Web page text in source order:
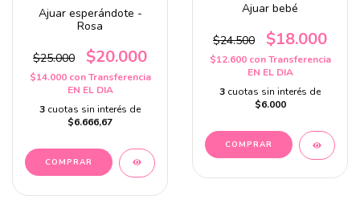
Ajuar esperándote -
Rosa
$25.000 $20.000
$14.000 con Transferencia
EN EL DIA
3 cuotas sin interés de
$6.666,67
Ajuar bebé
$24.500 $18.000
$12.600 con Transferencia
EN EL DIA
3 cuotas sin interés de
$6.000
COMPRAR